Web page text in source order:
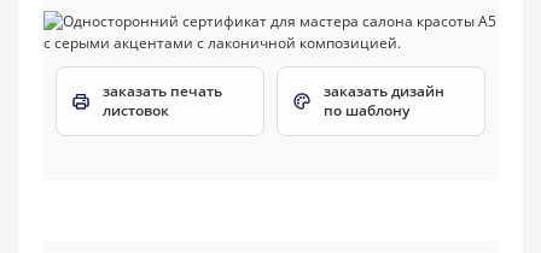
заказать печать
листовок
заказать дизайн
по шаблону